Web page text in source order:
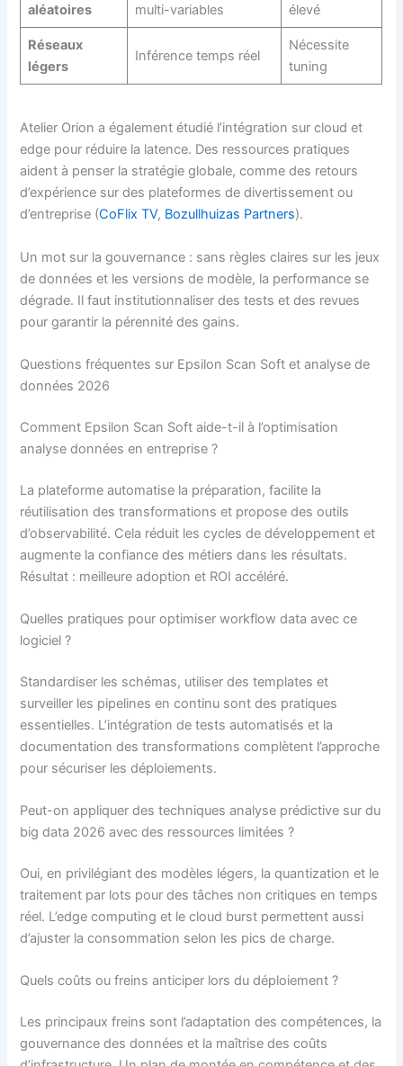
aléatoires
multi-variables
élevé
Réseaux
légers
Inférence temps réel
Nécessite
tuning
Atelier Orion a également étudié l’intégration sur cloud et
edge pour réduire la latence. Des ressources pratiques
aident à penser la stratégie globale, comme des retours
d’expérience sur des plateformes de divertissement ou
d’entreprise (CoFlix TV, Bozullhuizas Partners).
Un mot sur la gouvernance : sans règles claires sur les jeux
de données et les versions de modèle, la performance se
dégrade. Il faut institutionnaliser des tests et des revues
pour garantir la pérennité des gains.
Questions fréquentes sur Epsilon Scan Soft et analyse de
données 2026
Comment Epsilon Scan Soft aide-t-il à l’optimisation
analyse données en entreprise ?
La plateforme automatise la préparation, facilite la
réutilisation des transformations et propose des outils
d’observabilité. Cela réduit les cycles de développement et
augmente la confiance des métiers dans les résultats.
Résultat : meilleure adoption et ROI accéléré.
Quelles pratiques pour optimiser workflow data avec ce
logiciel ?
Standardiser les schémas, utiliser des templates et
surveiller les pipelines en continu sont des pratiques
essentielles. L’intégration de tests automatisés et la
documentation des transformations complètent l’approche
pour sécuriser les déploiements.
Peut-on appliquer des techniques analyse prédictive sur du
big data 2026 avec des ressources limitées ?
Oui, en privilégiant des modèles légers, la quantization et le
traitement par lots pour des tâches non critiques en temps
réel. L’edge computing et le cloud burst permettent aussi
d’ajuster la consommation selon les pics de charge.
Quels coûts ou freins anticiper lors du déploiement ?
Les principaux freins sont l’adaptation des compétences, la
gouvernance des données et la maîtrise des coûts